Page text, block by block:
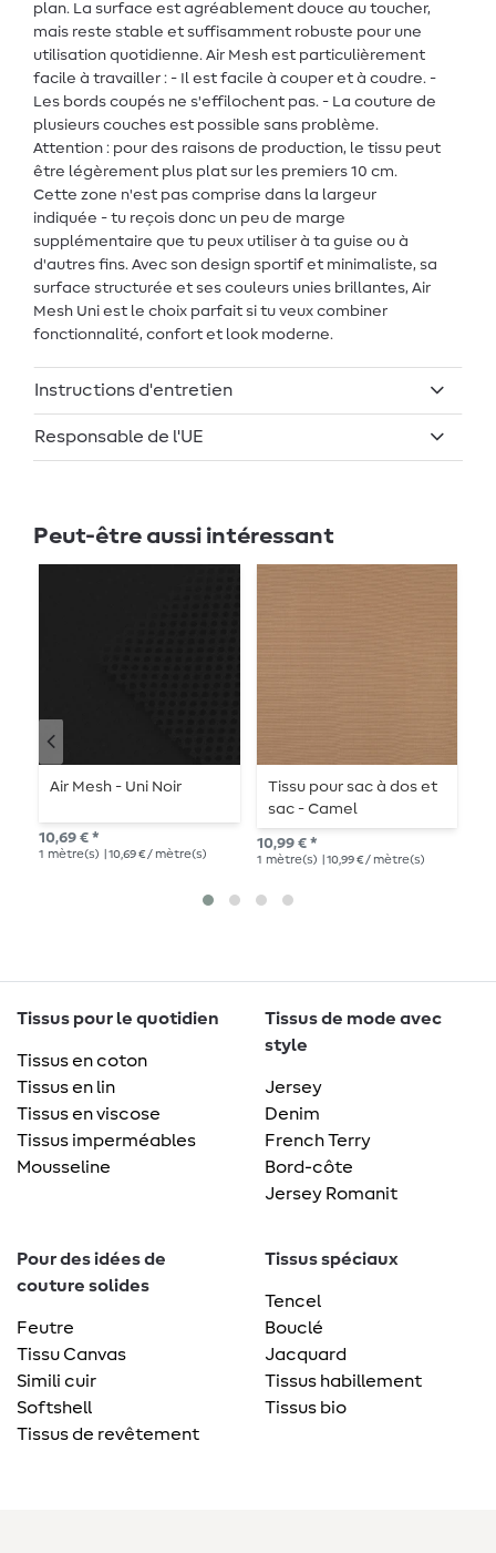
plan. La surface est agréablement douce au toucher,
mais reste stable et suffisamment robuste pour une
utilisation quotidienne. Air Mesh est particulièrement
facile à travailler : - Il est facile à couper et à coudre. -
Les bords coupés ne s'effilochent pas. - La couture de
plusieurs couches est possible sans problème.
Attention : pour des raisons de production, le tissu peut
être légèrement plus plat sur les premiers 10 cm.
Cette zone n'est pas comprise dans la largeur
indiquée - tu reçois donc un peu de marge
supplémentaire que tu peux utiliser à ta guise ou à
d'autres fins. Avec son design sportif et minimaliste, sa
surface structurée et ses couleurs unies brillantes, Air
Mesh Uni est le choix parfait si tu veux combiner
fonctionnalité, confort et look moderne.
Instructions d'entretien
Responsable de l'UE
Peut-être aussi intéressant
Air Mesh - Uni Noir
10,69 € *
1 mètre(s) | 10,69 € / mètre(s)
Tissu pour sac à dos et
sac - Camel
10,99 € *
1 mètre(s) | 10,99 € / mètre(s)
Tissus pour le quotidien
Tissus en coton
Tissus en lin
Tissus en viscose
Tissus imperméables
Mousseline
Tissus de mode avec
style
Jersey
Denim
French Terry
Bord-côte
Jersey Romanit
Pour des idées de
couture solides
Feutre
Tissu Canvas
Simili cuir
Softshell
Tissus de revêtement
Tissus spéciaux
Tencel
Bouclé
Jacquard
Tissus habillement
Tissus bio